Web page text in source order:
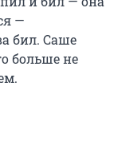
—
бил. Саше
больше не